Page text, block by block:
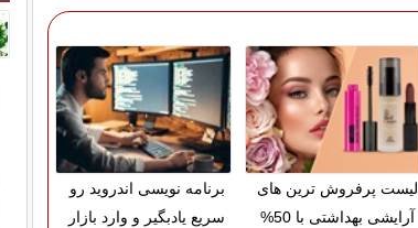
لیست پرفروش ترین های
آرایشی بهداشتی با 50%
برنامه نویسی اندروید رو
سریع یادبگیر و وارد بازار